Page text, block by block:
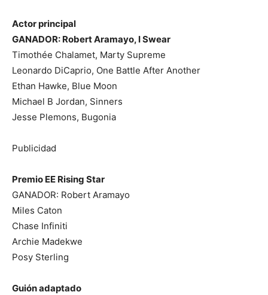
Actor principal
GANADOR: Robert Aramayo, I Swear
Timothée Chalamet, Marty Supreme
Leonardo DiCaprio, One Battle After Another
Ethan Hawke, Blue Moon
Michael B Jordan, Sinners
Jesse Plemons, Bugonia
Publicidad
Premio EE Rising Star
GANADOR: Robert Aramayo
Miles Caton
Chase Infiniti
Archie Madekwe
Posy Sterling
Guión adaptado